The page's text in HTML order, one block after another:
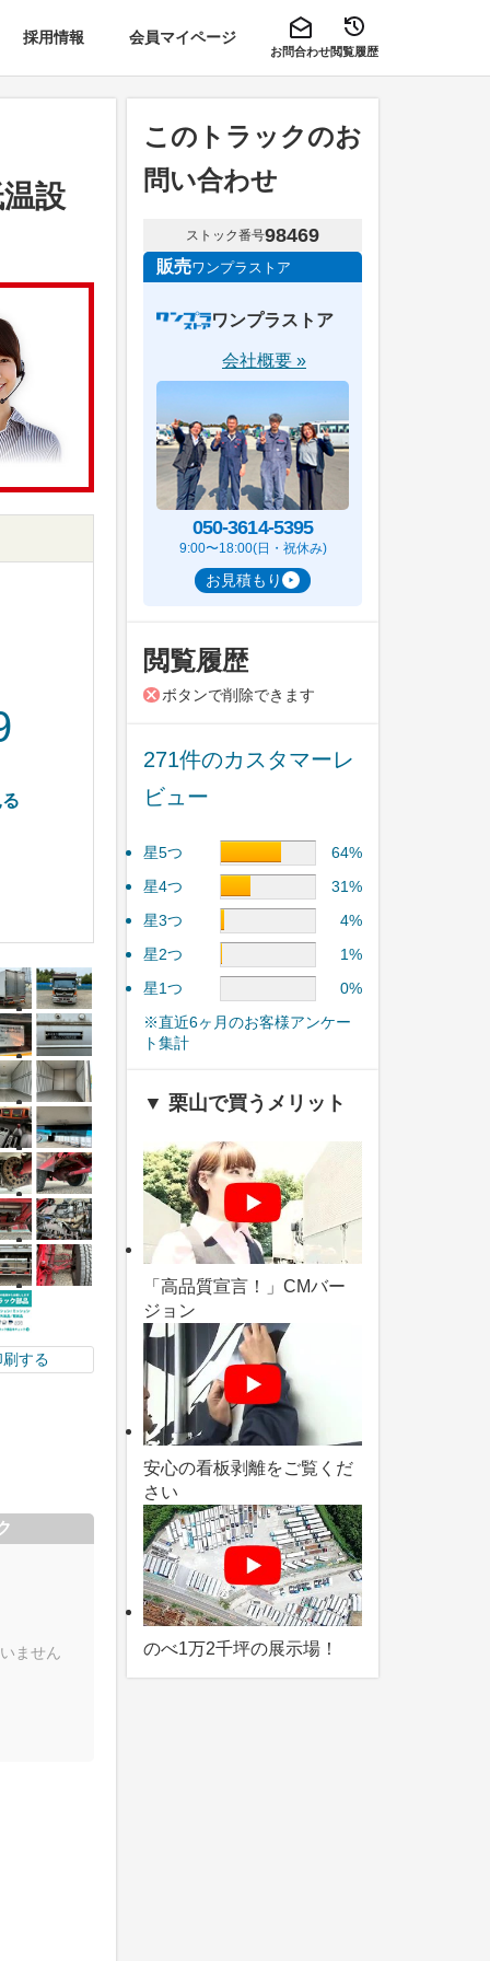
採用情報 会員マイページ
お問合わせ閲覧履歴
設
刷する
ません
このトラックのお
問い合わせ
ストック番号98469
販売ワンプラストア
ワンプラストア
会社概要 »
050-3614-5395
9:00〜18:00(日・祝休み)
お見積もり
閲覧履歴
ボタンで削除できます
271件のカスタマーレ
ビュー
星5つ
64%
星4つ
31%
星3つ
4%
星2つ
1%
星1つ
0%
※直近6ヶ月のお客様アンケー
ト集計
▼ 栗山で買うメリット
「高品質宣言！」CMバー
ジョン
安心の看板剥離をご覧くだ
さい
のべ1万2千坪の展示場！